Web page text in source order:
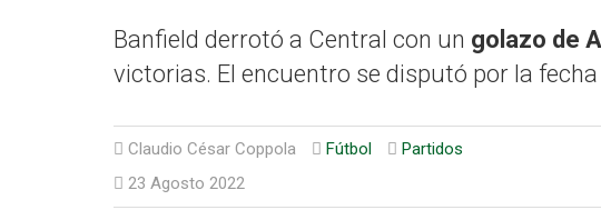
Banfield derrotó a Central con un golazo de
victorias. El encuentro se disputó por la fecha
Claudio César Coppola Fútbol
Partidos
23 Agosto 2022